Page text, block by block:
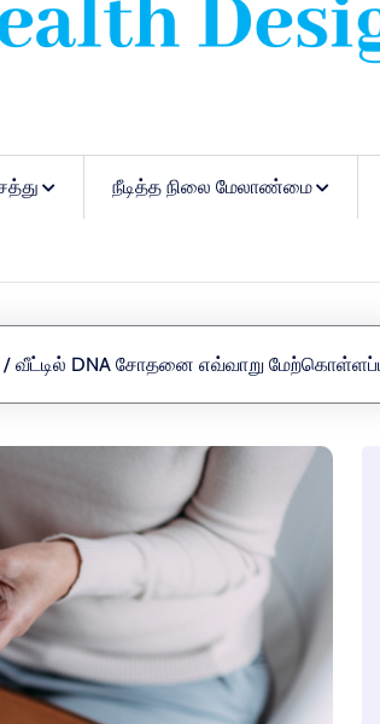
நீடித்த நிலை மேலாண்மை
/ வீட்டில் DNA சோதனை எவ்வாறு